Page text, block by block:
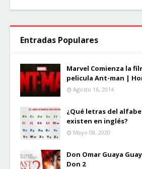
Entradas Populares
Marvel Comienza la
pelicula Ant-man |
Agosto 16, 2014
¿Qué letras del
existen en inglés?
Mayo 08, 2020
Don Omar Guaya
Don 2